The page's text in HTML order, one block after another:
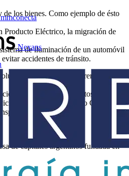
mmconecta
Nexans
de los bienes. Como ejemplo de ésto
Producto Eléctrico, la migración de
de iluminación de un automóvil
accidentes de tránsito.
que superen barreras” surge
y Certificar Productos, Obras,
para dar un Veredicto Confiable,
y Seguro.
de capitales argentinos fundada en